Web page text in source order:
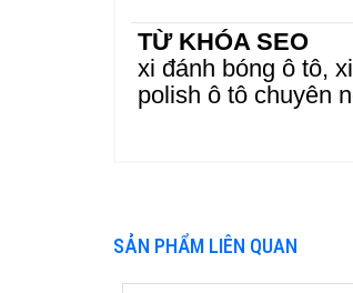
TỪ KHÓA SEO
xi đánh bóng ô tô,
polish ô tô chuyên
SẢN PHẨM LIÊN QUAN